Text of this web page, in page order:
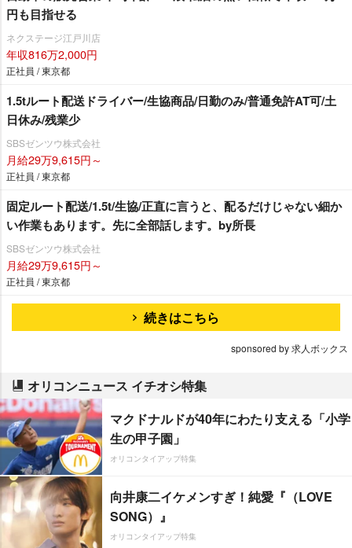
円も目指せる
ネクステージ江戸川店
年収816万2,000円
正社員 / 東京都
1.5tルート配送ドライバー/生協商品/日勤のみ/普通免許AT可/土
日休み/残業少
SBSゼンツウ株式会社
月給29万9,615円～
正社員 / 東京都
固定ルート配送/1.5t/生協/正直に言うと、配るだけじゃない細か
い作業もあります。先に全部話します。by所長
SBSゼンツウ株式会社
月給29万9,615円～
正社員 / 東京都
続きはこちら
sponsored by 求人ボックス
オリコンニュース イチオシ特集
マクドナルドが40年にわたり支える「小学
生の甲子園」
オリコンタイアップ特集
向井康二イケメンすぎ！純愛『（LOVE
SONG）』
オリコンタイアップ特集